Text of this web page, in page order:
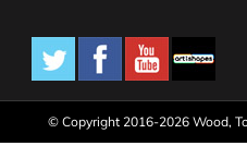
© Copyright 2016-2026 Wood,